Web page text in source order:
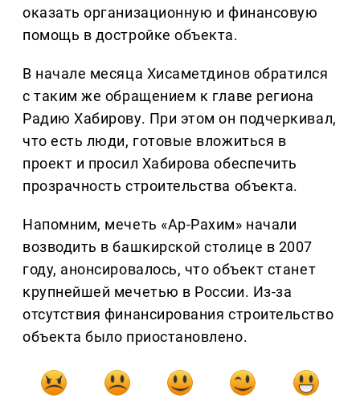
оказать организационную и финансовую
помощь в достройке объекта.
В начале месяца Хисаметдинов обратился
с таким же обращением к главе региона
Радию Хабирову. При этом он подчеркивал,
что есть люди, готовые вложиться в
проект и просил Хабирова обеспечить
прозрачность строительства объекта.
Напомним, мечеть «Ар-Рахим» начали
возводить в башкирской столице в 2007
году, анонсировалось, что объект станет
крупнейшей мечетью в России. Из-за
отсутствия финансирования строительство
объекта было приостановлено.